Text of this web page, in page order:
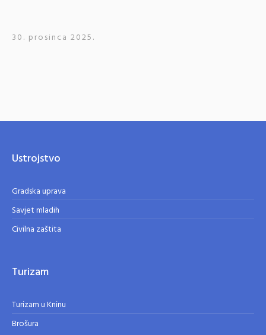
30. prosinca 2025.
Ustrojstvo
Gradska uprava
Savjet mladih
Civilna zaštita
Turizam
Turizam u Kninu
Brošura